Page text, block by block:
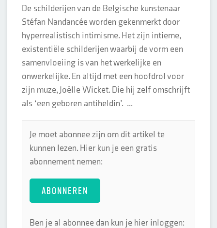
De schilderijen van de Belgische kunstenaar
Stéfan Nandancée worden gekenmerkt door
hyperrealistisch intimisme. Het zijn intieme,
existentiële schilderijen waarbij de vorm een
samenvloeiing is van het werkelijke en
onwerkelijke. En altijd met een hoofdrol voor
zijn muze, Joëlle Wicket. Die hij zelf omschrijft
als ‘een geboren antiheldin’. ...
Je moet abonnee zijn om dit artikel te
kunnen lezen. Hier kun je een gratis
abonnement nemen:
ABONNEREN
Ben je al abonnee dan kun je hier inloggen: